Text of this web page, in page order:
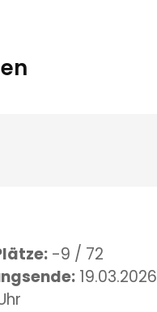
-9 / 72
19.03.2026